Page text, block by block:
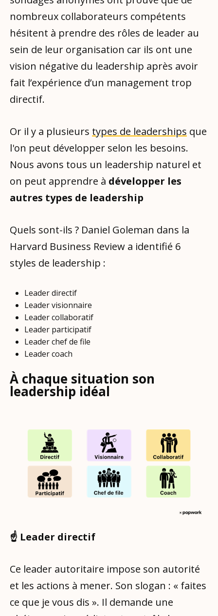
nombreux collaborateurs compétents
hésitent à prendre des rôles de leader au
sein de leur organisation car ils ont une
vision négative du leadership après avoir
fait l’expérience d’un management trop
directif.
Or il y a plusieurs types de leaderships que
l'on peut développer selon les besoins.
Nous avons tous un leadership naturel et
on peut apprendre à développer les
autres types de leadership
Quels sont-ils ? Daniel Goleman dans la
Harvard Business Review a identifié 6
styles de leadership :
Leader directif
Leader visionnaire
Leader collaboratif
Leader participatif
Leader chef de file
Leader coach
À chaque situation son
leadership idéal
☝️ Leader directif
Ce leader autoritaire impose son autorité
et les actions à mener. Son slogan : « faites
ce que je vous dis ». Il demande une